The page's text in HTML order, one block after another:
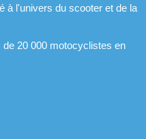
à l'univers du scooter et de la
20 000 motocyclistes en